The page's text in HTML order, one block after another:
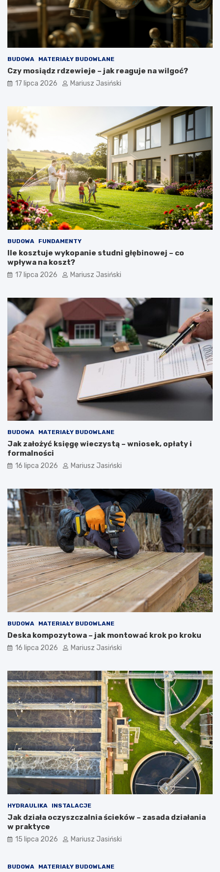
BUDOWA MATERIAŁY BUDOWLANE
Czy mosiądz rdzewieje – jak reaguje na wilgoć?
17 lipca 2026 Mariusz Jasiński
BUDOWA FUNDAMENTY
Ile kosztuje wykopanie studni głębinowej – co
wpływa na koszt?
17 lipca 2026 Mariusz Jasiński
BUDOWA MATERIAŁY BUDOWLANE
Jak założyć księgę wieczystą – wniosek, opłaty i
formalności
16 lipca 2026 Mariusz Jasiński
BUDOWA MATERIAŁY BUDOWLANE
Deska kompozytowa – jak montować krok po kroku
16 lipca 2026 Mariusz Jasiński
HYDRAULIKA INSTALACJE
Jak działa oczyszczalnia ścieków – zasada działania
w praktyce
15 lipca 2026 Mariusz Jasiński
BUDOWA MATERIAŁY BUDOWLANE